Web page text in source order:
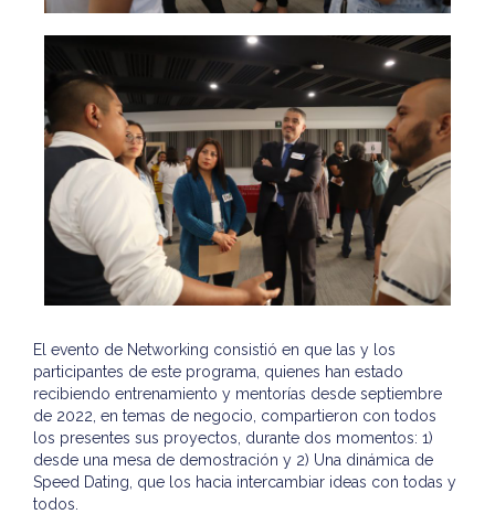
El evento de Networking consistió en que las y los
participantes de este programa, quienes han estado
recibiendo entrenamiento y mentorías desde septiembre
de 2022, en temas de negocio, compartieron con todos
los presentes sus proyectos, durante dos momentos: 1)
desde una mesa de demostración y 2) Una dinámica de
Speed Dating, que los hacia intercambiar ideas con todas y
todos.